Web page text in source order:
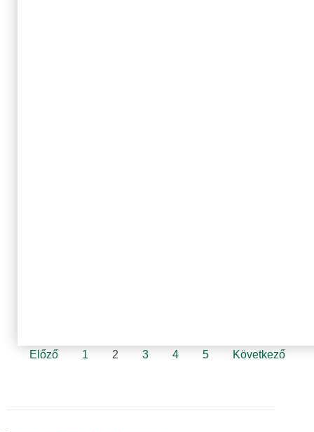
Előző 1 2 3 4 5 Következő